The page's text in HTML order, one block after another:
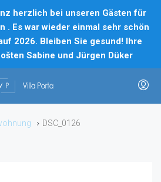
herzlich bei unseren Gästen für
. Es war wieder einmal sehr schön
2026. Bleiben Sie gesund! Ihre
Sabine und Jürgen Düker
DSC_0126